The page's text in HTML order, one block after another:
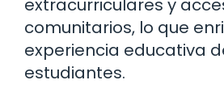
extracurriculares y
comunitarios, lo que
experiencia educativa
estudiantes.